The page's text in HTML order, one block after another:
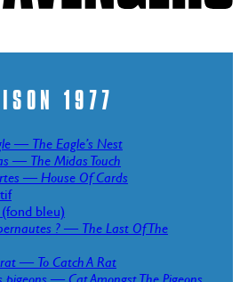
1977
— The Eagle’s Nest
— The Midas Touch
—House Of Cards
bleu)
?— The Last Of The
— To Catch A Rat